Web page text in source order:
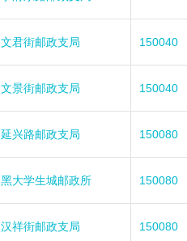
文君街邮政支局 150040
文景街邮政支局 150040
延兴路邮政支局 150080
黑大学生城邮政所 150080
汉祥街邮政支局 150080